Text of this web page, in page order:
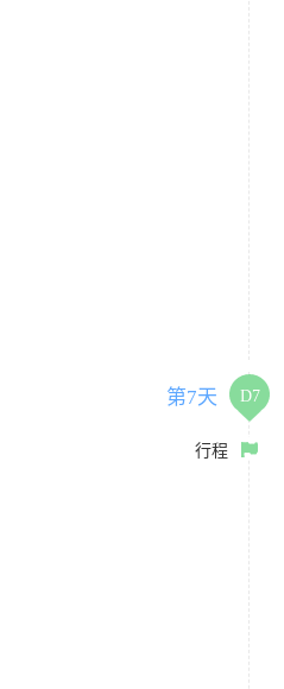
第7天 D7
行程